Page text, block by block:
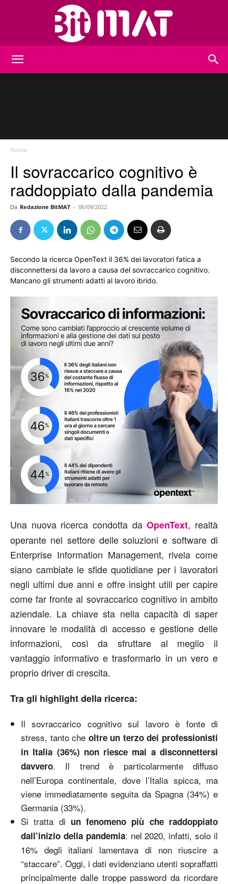
Home
Il sovraccarico cognitivo è
raddoppiato dalla pandemia
Da Redazione BitMAT - 06/09/2022
Secondo la ricerca OpenText il 36% dei lavoratori fatica a
disconnettersi da lavoro a causa del sovraccarico cognitivo.
Mancano gli strumenti adatti al lavoro ibrido.
Una nuova ricerca condotta daOpenText, realtà
operante nel settore delle soluzioni e software di
Enterprise Information Management, rivela come
siano cambiate le sfide quotidiane per i lavoratori
negli ultimi due anni e offre insight utili per capire
come far fronte al sovraccarico cognitivo in ambito
aziendale. La chiave sta nella capacità di saper
innovare le modalità di accesso e gestione delle
informazioni, così da sfruttare al meglio il
vantaggio informativo e trasformarlo in un vero e
proprio driver di crescita.
Tra gli highlight della ricerca:
Il sovraccarico cognitivo sul lavoro è fonte di
stress, tanto che oltre un terzo dei professionisti
in Italia (36%) non riesce mai a disconnettersi
davvero. Il trend è particolarmente diffuso
nell’Europa continentale, dove l’Italia spicca, ma
viene immediatamente seguita da Spagna (34%) e
Germania (33%).
Si tratta di un fenomeno più che raddoppiato
dall’inizio della pandemia: nel 2020, infatti, solo il
16% degli italiani lamentava di non riuscire a
“staccare”. Oggi, i dati evidenziano utenti sopraffatti
principalmente dalle troppe password da ricordare